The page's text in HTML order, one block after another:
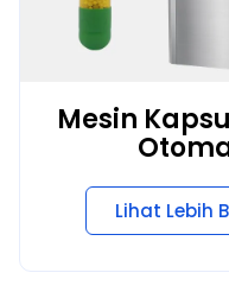
Mesin
Lihat Lebih